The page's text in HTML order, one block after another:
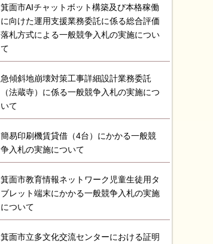
箕面市AIチャットボット構築及び本格稼働
に向けた運用支援業務委託に係る総合評価
落札方式による一般競争入札の実施につい
て
急傾斜地崩壊対策工事詳細設計業務委託
（法蔵寺）に係る一般競争入札の実施につ
いて
簡易印刷機賃貸借（4台）にかかる一般競
争入札の実施について
箕面市教育情報ネットワーク児童生徒用タ
ブレット端末にかかる一般競争入札の実施
について
箕面市立多文化交流センターにおける証明